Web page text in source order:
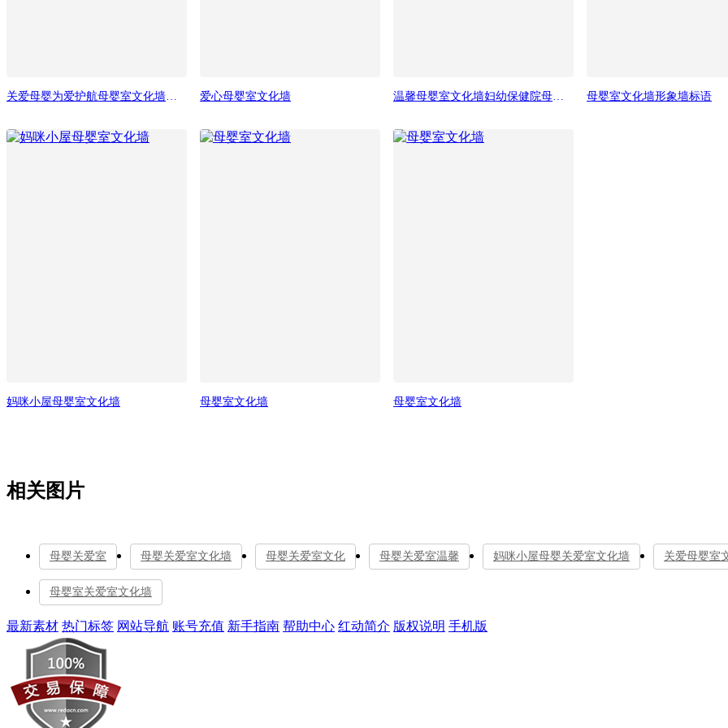
关爱母婴为爱护航母婴室文化墙标语 爱心母婴室文化墙 温馨母婴室文化墙妇幼保健院母婴文化墙设计 母婴室文化墙形象墙标语
妈咪小屋母婴室文化墙 母婴室文化墙 母婴室文化墙
相关图片
母婴关爱室 母婴关爱室文化墙 母婴关爱室文化 母婴关爱室温馨 妈咪小屋母婴关爱室文化墙 关爱母婴室
母婴室关爱室文化墙
最新素材 热门标签 网站导航 账号充值 新手指南 帮助中心 红动简介 版权说明 手机版